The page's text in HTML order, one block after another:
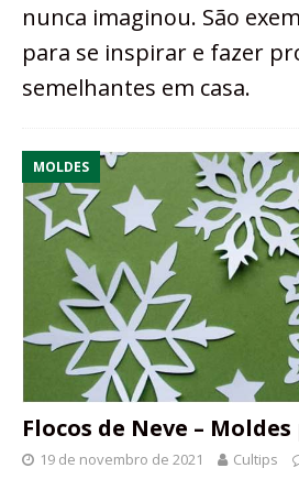
nunca imaginou. São
para se inspirar e fazer
semelhantes em casa.
MOLDES
Flocos de Neve –
19 de novembro de 2021 Cultips